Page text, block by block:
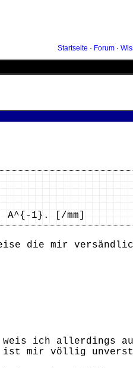
Startseite · Forum ·
A^{-1}. [/mm]
die mir
ich allerdings
ist mir völlig